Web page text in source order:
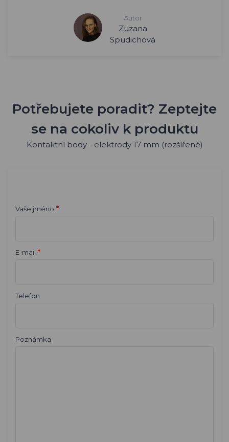
Autor
Zuzana
Spudichová
Potřebujete poradit? Zeptejte
se na cokoliv k produktu
Kontaktní body - elektrody 17 mm (rozšířené)
Vaše jméno *
E-mail *
Telefon
Poznámka